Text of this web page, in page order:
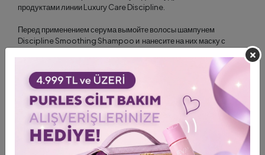
продуктами линии Luxury Care Discipline.
Перед применением серума вымойте волосы шампунем
Discipline Smoothing Shampoo и нанесите на них маску с
маску. Подсушите волосы полотенцем и нанесите на них
сыворотку.
Уложите волосы, используя стайлинговые средства Nyce,
подходящие вашим целям и типу волос, например, спреи
ILLUMINATING LIGHT OIL или LUXURY FINISHING HAIR SPRAY.